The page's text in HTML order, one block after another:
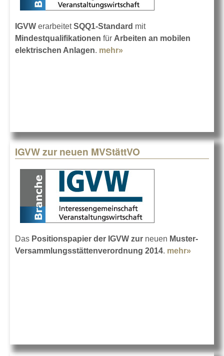
IGVW erarbeitetSQQ1-Standard mit
Mindestqualifikationen für Arbeiten an mobilen
elektrischen Anlagen. mehr»
IGVW zur neuen MVStättVO
Das Positionspapier der IGVW zur neuen Muster-
Versammlungsstättenverordnung 2014. mehr»